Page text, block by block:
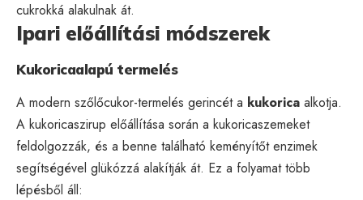
cukrokká alakulnak át.
Ipari előállítási módszerek
Kukoricaalapú termelés
A modern szőlőcukor-termelés gerincét a kukorica alkotja.
A kukoricaszirup előállítása során a kukoricaszemeket
feldolgozzák, és a benne található keményítőt enzimek
segítségével glükózzá alakítják át. Ez a folyamat több
lépésből áll: